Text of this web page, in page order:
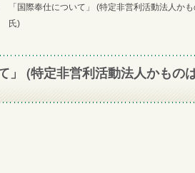
「国際奉仕について」 (特定非営利活動法人
氏)
」 (特定非営利活動法人かも